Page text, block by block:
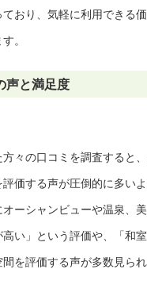
おり、気軽に利用できる
。
声と満足度
々の口コミを調査すると
価する声が圧倒的に多い
ーシャンビューや温泉、
い」という評価や、「和
を評価する声が多数見ら